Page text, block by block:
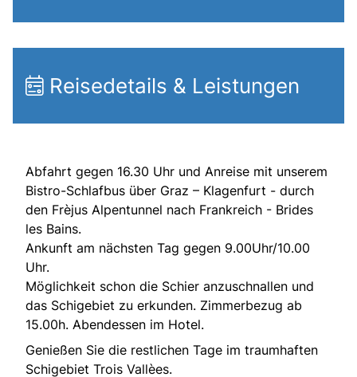
Reisedetails & Leistungen
Abfahrt gegen 16.30 Uhr und Anreise mit unserem
Bistro-Schlafbus über Graz – Klagenfurt - durch
den Frèjus Alpentunnel nach Frankreich - Brides
les Bains.
Ankunft am nächsten Tag gegen 9.00Uhr/10.00
Uhr.
Möglichkeit schon die Schier anzuschnallen und
das Schigebiet zu erkunden. Zimmerbezug ab
15.00h. Abendessen im Hotel.
Genießen Sie die restlichen Tage im traumhaften
Schigebiet Trois Vallèes.